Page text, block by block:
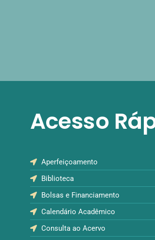
Acesso
Aperfeiçoamento
Biblioteca
Bolsas e Financiamento
Calendário Acadêmico
Consulta ao Acervo